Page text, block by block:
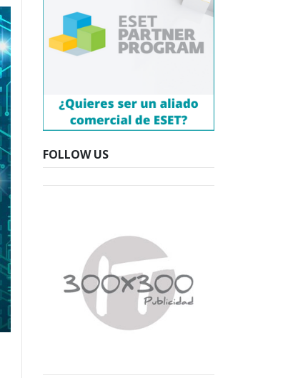
FOLLOW US